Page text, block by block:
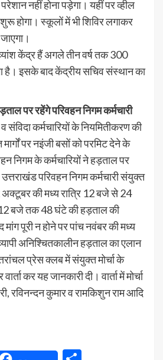
नहीं होना पड़ेगा। यहीं पर व्हील
होगा। स्कूलों में भी शिविर लगाकर
केंद्र हैं अगले तीन वर्ष तक 300
है। इसके बाद केंद्रीय सचिव संस्थान का
पर रहेंगे परिवहन निगम कर्मचारी
संविदा कर्मचारियों के नियमितीकरण की
पर नइंजी बसों को परमिट देने के
निगम के कर्मचारियों ने हड़ताल पर
परिवहन निगम कर्मचारी संयुक्त
अक्टूबर की मध्य रात्रि 12 बजे से 24
बजे तक 48 घंटे की हड़ताल की
पूरी न होने पर पांच नवंबर की मध्य
अनिश्चितकालीन हड़ताल का एलान
प्रेस क्लब में संयुक्त मोर्चा के
कर यह जानकारी दी। वार्ता में मोर्चा
रविनन्दन कुमार व रामकिशुन राम आदि